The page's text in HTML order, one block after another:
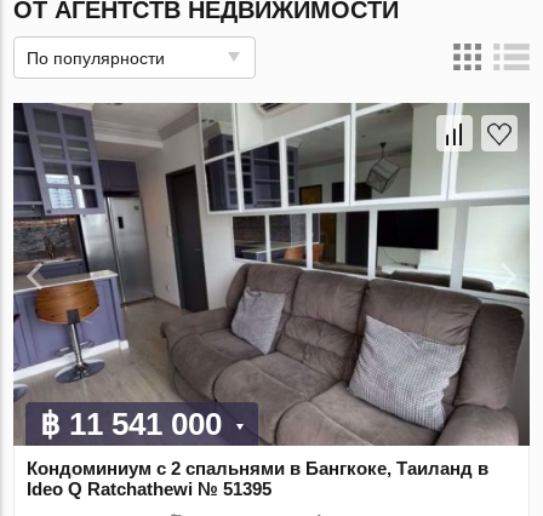
ОТ АГЕНТСТВ НЕДВИЖИМОСТИ
По популярности
฿ 11 541 000
Кондоминиум с 2 спальнями в Бангкоке, Таиланд в
Ideo Q Ratchathewi № 51395